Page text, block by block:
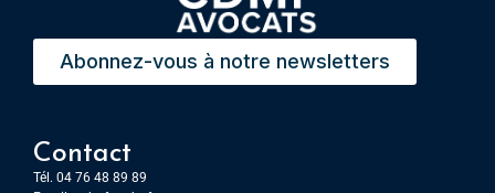
Abonnez-vous à notre newsletters
Contact
Tél. 04 76 48 89 89